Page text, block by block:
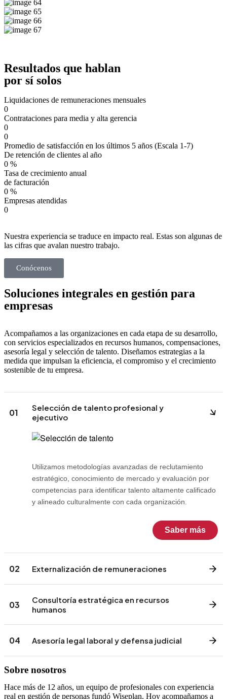
Resultados que hablan
por sí solos
Liquidaciones de remuneraciones mensuales
0
Contrataciones para media y alta gerencia
0
0
Promedio de satisfacción en los últimos 5 años (Escala 1-7)
De retención de clientes al año
0 %
Tasa de crecimiento anual
de facturación
0 %
Empresas atendidas
0
Nuestra experiencia se traduce en impacto real. Estas son algunas de
las cifras que avalan nuestro trabajo.
Conócenos
Soluciones integrales en gestión para
empresas
Acompañamos a las organizaciones en cada etapa de su desarrollo,
con servicios especializados en recursos humanos, compensaciones,
asesoría legal y selección de talento. Diseñamos estrategias a la
medida que impulsan la eficiencia, el compromiso y el crecimiento
sostenible de tu empresa.
01
Selección de talento profesional y
ejecutivo
Utilizamos metodologías avanzadas de reclutamiento
estratégico, conocimiento de mercado y evaluación por
competencias para identificar talento altamente calificado
y alineado culturalmente con cada organización.
Saber más
02 Externalización de remuneraciones
competencias para identificar talento altamente calificado
03
Consultoría estratégica en recursos
humanos
Utilizamos metodologías avanzadas de reclutamiento
estratégico, conocimiento de mercado y evaluación por
y alineado culturalmente con cada organización.
04 Asesoría legal laboral y defensa judicial
Utilizamos metodologías avanzadas de reclutamiento
Sobre nosotros
Hace más de 12 años, un equipo de profesionales con experiencia
real en gestión de personas fundó Wiseplan. Hoy acompañamos a